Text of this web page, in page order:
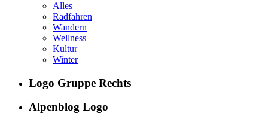
Alles
Radfahren
Wandern
Wellness
Kultur
Winter
Logo Gruppe Rechts
Alpenblog Logo